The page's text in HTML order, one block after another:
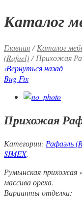
Каталог
Главная/Каталог
(Rafael)/ Прихожая
‹Вернуться назад
Bug Fix
Прихожая
Категории: Рафаэль
SIMEX.
Румынская прихожая
массива ореха.
Варианты отделки: